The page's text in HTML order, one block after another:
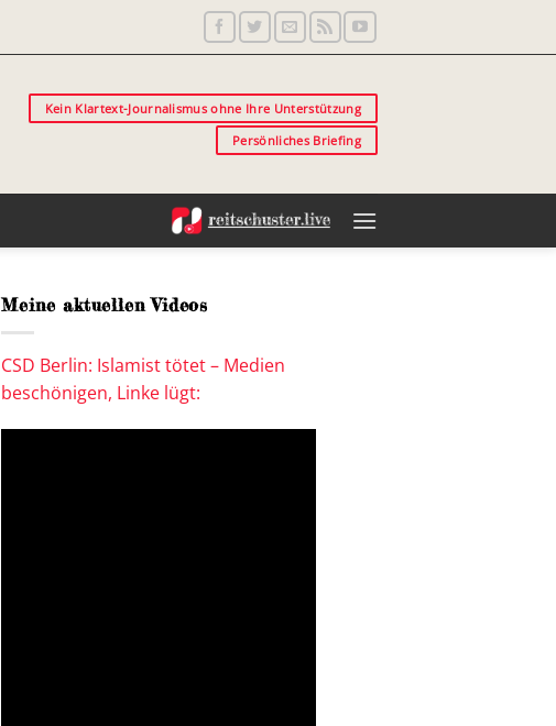
Kein Klartext-Journalismus ohne Ihre Unterstützung
Persönliches Briefing
Meine aktuellen Videos
CSD Berlin: Islamist tötet – Medien
beschönigen, Linke lügt: